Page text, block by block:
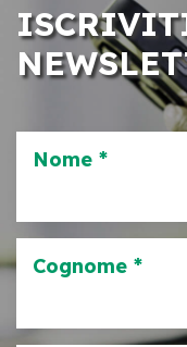
Nome *
Cognome *